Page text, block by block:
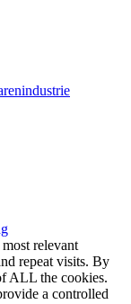
relevant
repeat visits. By
ALL the cookies.
a controlled